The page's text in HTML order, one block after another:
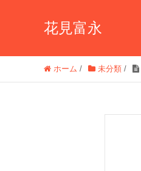
花見富永
ホーム / 未分類 /